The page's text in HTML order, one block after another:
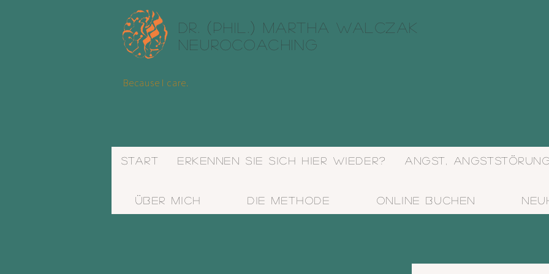
Dr. ( phil. )
Martha Walczak
Neurocoaching
Because I care.
Start Erkennen Sie sich hier wieder? Angst,
Über mich Die Methode Online buchen